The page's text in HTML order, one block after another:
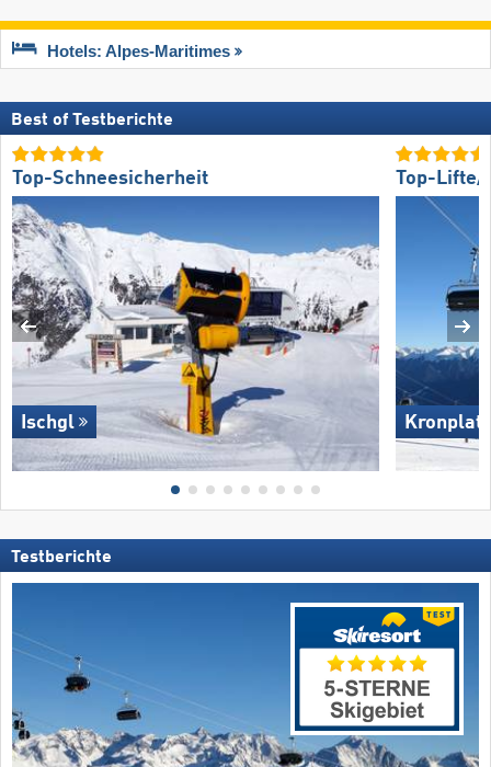
Hotels: Alpes-Maritimes
Best of Testberichte
Top-Schneesicherheit
Ischgl
Top-Lifte/
Kronplatz
Testberichte